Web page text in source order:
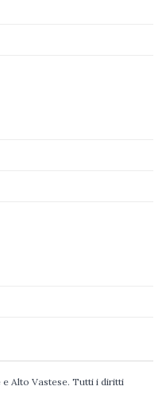
Alto Vastese. Tutti i diritti